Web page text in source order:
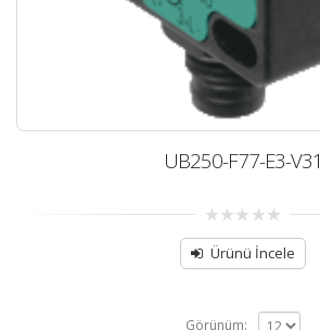
UB250-F77-E3-V31
0
out
of
Ürünü İncele
Görünüm: